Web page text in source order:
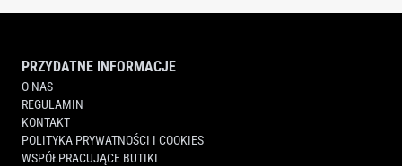
PRZYDATNE INFORMACJE
O NAS
REGULAMIN
KONTAKT
POLITYKA PRYWATNOŚCI I COOKIES
WSPÓŁPRACUJĄCE BUTIKI